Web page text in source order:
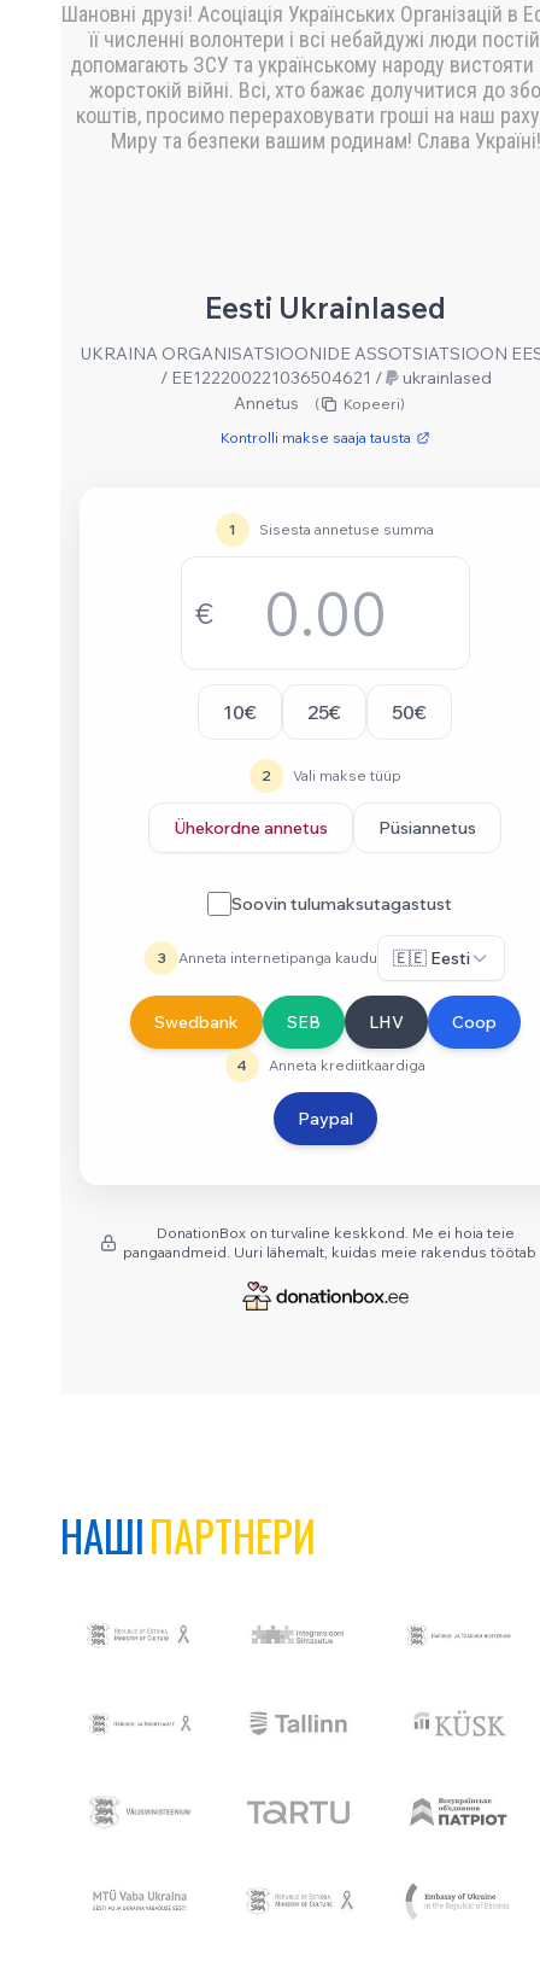
Шановні друзі! Асоціація Українських Організацій в
її численні волонтери і всі небайдужі люди
допомагають ЗСУ та українському народу вистояти
жорстокій війні. Всі, хто бажає долучитися до
коштів, просимо перераховувати гроші на наш
Миру та безпеки вашим родинам! Слава Україні!
НАШІПАРТНЕРИ